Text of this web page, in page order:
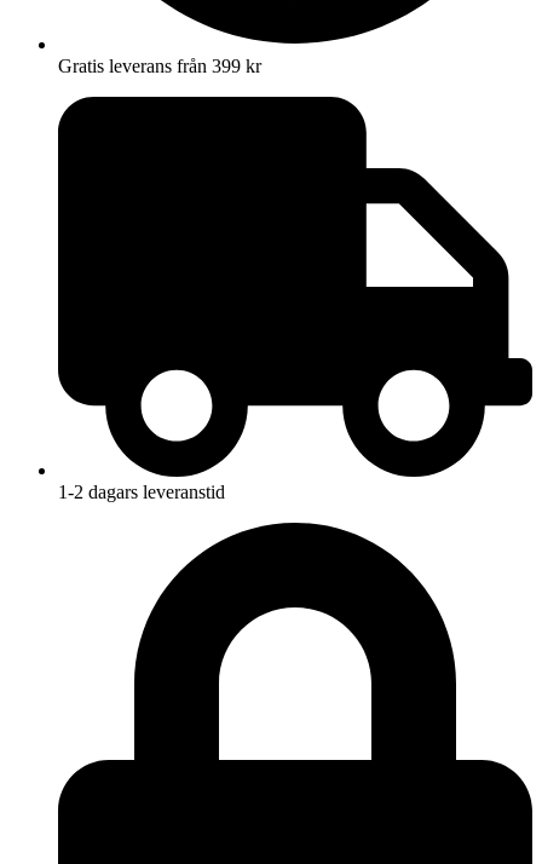
Gratis leverans från 399 kr
1-2 dagars leveranstid